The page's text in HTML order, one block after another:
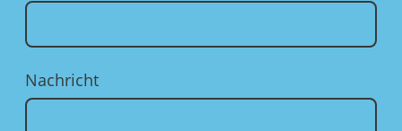
Nachricht